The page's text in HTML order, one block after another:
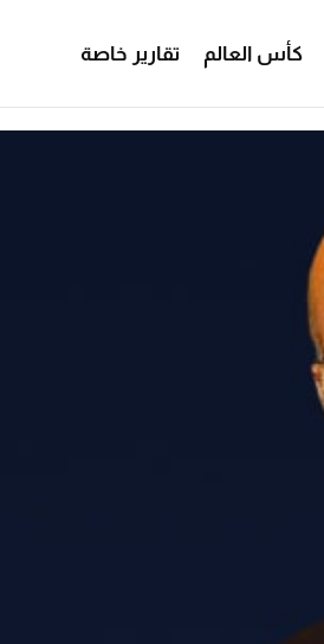
كأس العالم تقارير خاصة